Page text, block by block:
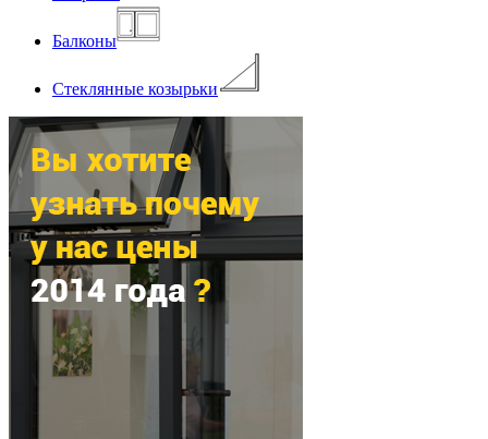
Балконы
Стеклянные козырьки